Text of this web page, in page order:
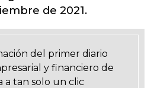
de 2021.
del primer diario
y financiero de
a tan solo un clic